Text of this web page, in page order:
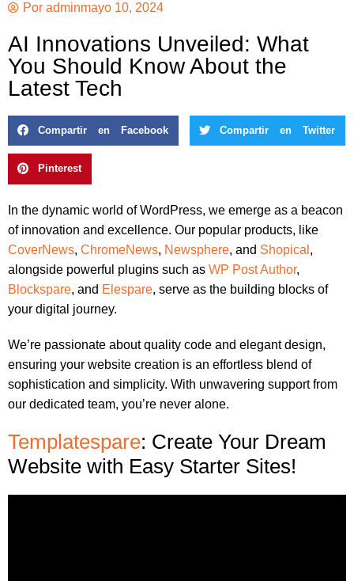
Por adminmayo 10, 2024
AI Innovations Unveiled: What
You Should Know About the
Latest Tech
Compartir en Facebook Compartir en Twitter
Pinterest
In the dynamic world of WordPress, we emerge as a beacon
of innovation and excellence. Our popular products, like
CoverNews, ChromeNews, Newsphere, and Shopical ,
alongside powerful plugins such as WP Post Author,
Blockspare, and Elespare, serve as the building blocks of
your digital journey.
We’re passionate about quality code and elegant design,
ensuring your website creation is an effortless blend of
sophistication and simplicity. With unwavering support from
our dedicated team, you’re never alone.
Templatespare: Create Your Dream
Website with Easy Starter Sites!